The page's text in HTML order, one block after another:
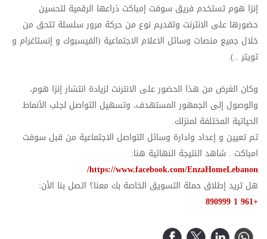
إنزا هوم تستخدم فريق سوفت إمباكت ذراعها الرقمية لتحسين
حضورها على الانترنت وتقديم نوع من حركة مرور سلسلة تتحق من
خلال جميع منصات وسائل الاعلام الاجتماعية (الفيسبوك و إنستاغرام و
تويتر ..).
وكان الغرض من هذا الحضور على الانترنت لزيادة انتشار إنزا هوم،
والوصول إلى الجمهور المستهدف، وتسهيل التواصل لجلب الأنماط
الحياتية المختلفة لمنزلك.
تم تعيين و إعداد وادارة وسائل التواصل الاجتماعية من قبل سوفت
امباكت . شاهد النتيجة النهائية هنا:
https://www.facebook.com/EnzaHomeLebanon/
هل تريد إطلاق حملة التسويق الخاصة بك معنا؟ اتصل بنا الأن:
+961 1 890999